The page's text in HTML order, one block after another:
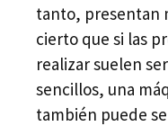
tanto, presentan
cierto que si las
realizar suelen
sencillos, una
también puede